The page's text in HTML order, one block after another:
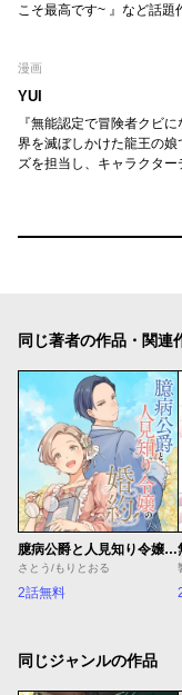
こそ最高です~ 』など話題
漫画
YUI
『無能認定で冒険者クビ
界を滅ぼしかけた龍王の
ズを担当し、キャラクター
同じ著者の作品・関連
臆病公爵と人見知り令嬢の婚約
さとう/もりとおる
2話無料
同じジャンルの作品